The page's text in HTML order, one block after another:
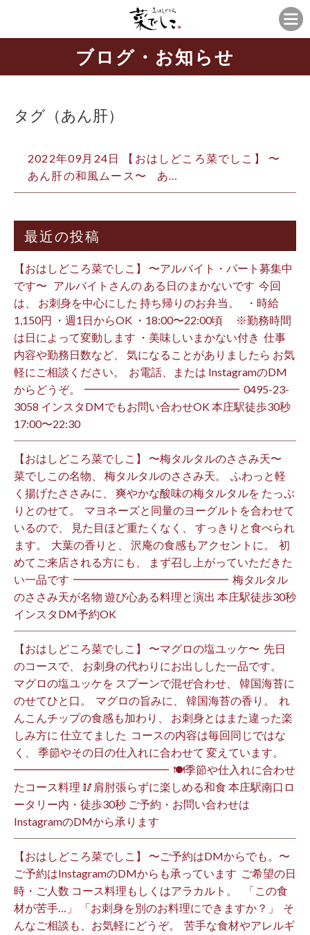
ブログ・お知らせ
タグ（あん肝）
2022年09月24日 【おはしどころ菜でしこ】 〜
あん肝の和風ムース〜 ⁡ ⁡ あ…
最近の投稿
【おはしどころ菜でしこ】 〜アルバイト・パート募集中
です〜 ⁡ ⁡ アルバイトさんの ある日のまかないです ⁡ 今回
は、 お刺身を中心にした 持ち帰りのお弁当。 ⁡ ⁡ ・時給
1,150円 ・週1日からOK ・18:00〜22:00頃 ※勤務時間
は日によって変動します ・美味しいまかない付き ⁡ 仕事
内容や勤務日数など、 気になることがありましたら お気
軽にご相談ください。 ⁡ お電話、または InstagramのDM
からどうぞ。 ⁡ ━━━━━━━━━━━━━━ ⁡ ️0495-23-
3058 インスタDMでもお問い合わせOK 本庄駅徒歩30秒
17:00〜22:30 ⁡
【おはしどころ菜でしこ】 〜梅タルタルのささみ天〜 ⁡
菜でしこの名物、 梅タルタルのささみ天。 ⁡ ふわっと軽
く揚げたささみに、 爽やかな酸味の梅タルタルを たっぷ
りとのせて。 ⁡ マヨネーズと同量のヨーグルトを合わせて
いるので、 見た目ほど重たくなく、 すっきりと食べられ
ます。 ⁡ 大葉の香りと、 沢庵の食感もアクセントに。 ⁡ 初
めてご来店される方にも、 まず召し上がっていただきた
い一品です️ ⁡ ━━━━━━━━━━━━━━ ⁡ 梅タルタル
のささみ天が名物 遊び心ある料理と演出 本庄駅徒歩30秒
インスタDM予約OK ⁡
【おはしどころ菜でしこ】 〜マグロの塩ユッケ〜 ⁡ 先日
のコースで、 お刺身の代わりにお出しした一品です。 ⁡
マグロの塩ユッケを スプーンで混ぜ合わせ、 韓国海苔に
のせてひと口。 ⁡ マグロの旨みに、 韓国海苔の香り。 ⁡ れ
んこんチップの食感も加わり、 お刺身とはまた違った楽
しみ方に 仕立てました️ ⁡ コースの内容は毎回同じではな
く、 季節やその日の仕入れに合わせて 変えています。 ⁡
━━━━━━━━━━━━━━ ⁡ 🍽季節や仕入れに合わせ
たコース料理 🥢肩肘張らずに楽しめる和食 本庄駅南口ロ
ータリー内・徒歩30秒 ご予約・お問い合わせは
InstagramのDMから承ります ⁡
【おはしどころ菜でしこ】 〜ご予約はDMからでも。〜 ⁡
ご予約はInstagramのDMからも承っています ⁡ ご希望の日
時・ご人数 コース料理もしくはアラカルト。 ⁡ ⁡ 「この食
材が苦手…」 「お刺身を別のお料理にできますか？」 ⁡ そ
んなご相談も、お気軽にどうぞ。 ⁡ 苦手な食材やアレルギ